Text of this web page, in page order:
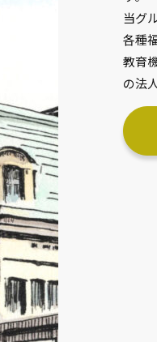
当グ
各種
教育
の法